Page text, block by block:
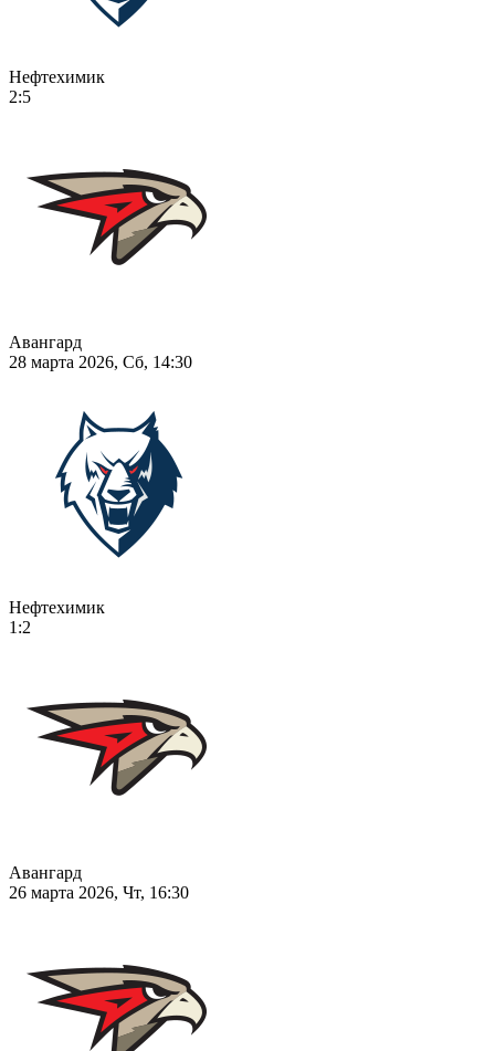
Нефтехимик
2:5
Авангард
28 марта 2026, Сб, 14:30
Нефтехимик
1:2
Авангард
26 марта 2026, Чт, 16:30